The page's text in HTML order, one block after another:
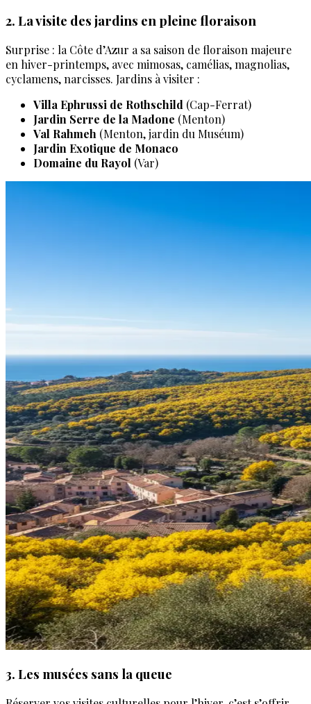
2. La visite des jardins en pleine floraison
Surprise : la Côte d’Azur a sa saison de floraison majeure
en hiver-printemps, avec mimosas, camélias, magnolias,
cyclamens, narcisses. Jardins à visiter :
Villa Ephrussi de Rothschild (Cap-Ferrat)
Jardin Serre de la Madone (Menton)
Val Rahmeh (Menton, jardin du Muséum)
Jardin Exotique de Monaco
Domaine du Rayol (Var)
3. Les musées sans la queue